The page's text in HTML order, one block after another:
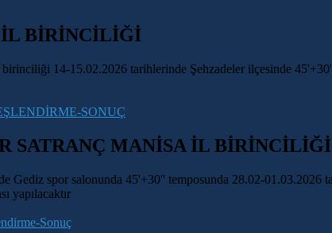
İL BİRİNCİLİĞİ
14-15.02.2026 tarihlerinde Şehzadeler ilçesinde
SONUÇ
SATRANÇ MANİSA İL BİRİNCİLİĞİ
Gediz spor salonunda 45'+30'' temposunda 28.02-
yapılacaktır
Sonuç